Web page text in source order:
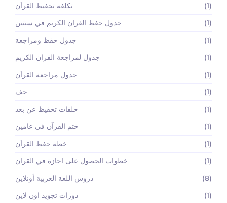
تكلفة تحفيظ القرآن
(1)
جدول حفظ القران الكريم في سنتين
(1)
جدول حفظ ومراجعة
(1)
جدول لمراجعة القران الكريم
(1)
جدول مراجعة القرآن
(1)
حف
(1)
حلقات تحفيظ عن بعد
(1)
ختم القرآن في عامين
(1)
خطة حفظ القرآن
(1)
خطوات الحصول على اجازة في القران
(1)
دروس اللغة العربية أونلاين
(8)
دورات تجويد اون لاين
(1)